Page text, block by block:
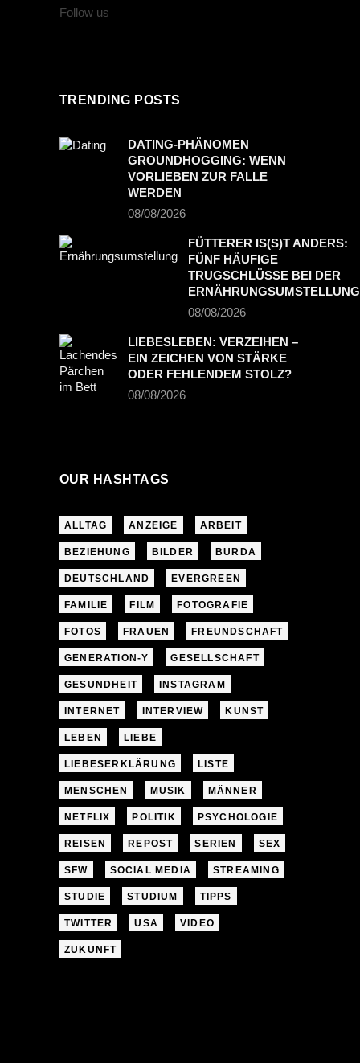
Follow us
TRENDING POSTS
DATING-PHÄNOMEN
GROUNDHOGGING: WENN
VORLIEBEN ZUR FALLE
WERDEN
08/08/2026
FÜTTERER IS(S)T ANDERS:
FÜNF HÄUFIGE
TRUGSCHLÜSSE BEI DER
ERNÄHRUNGSUMSTELLUNG
08/08/2026
LIEBESLEBEN: VERZEIHEN –
EIN ZEICHEN VON STÄRKE
ODER FEHLENDEM STOLZ?
08/08/2026
OUR HASHTAGS
ALLTAG ANZEIGE ARBEIT
BEZIEHUNG BILDER BURDA
DEUTSCHLAND EVERGREEN
FAMILIE FILM FOTOGRAFIE
FOTOS FRAUEN FREUNDSCHAFT
GENERATION-Y GESELLSCHAFT
GESUNDHEIT INSTAGRAM
INTERNET INTERVIEW KUNST
LEBEN LIEBE
LIEBESERKLÄRUNG LISTE
MENSCHEN MUSIK MÄNNER
NETFLIX POLITIK PSYCHOLOGIE
REISEN REPOST SERIEN SEX
SFW SOCIAL MEDIA STREAMING
STUDIE STUDIUM TIPPS
TWITTER USA VIDEO
ZUKUNFT